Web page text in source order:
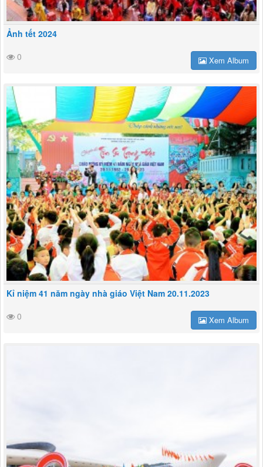
Ảnh tết 2024
0
Xem Album
Kỉ niệm 41 năm ngày nhà giáo Việt Nam 20.11.2023
0
Xem Album